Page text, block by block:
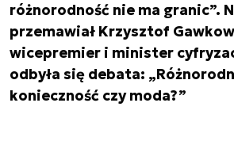
różnorodność nie ma granic”.
przemawiał Krzysztof
wicepremier i minister
odbyła się debata:
konieczność czy moda?”